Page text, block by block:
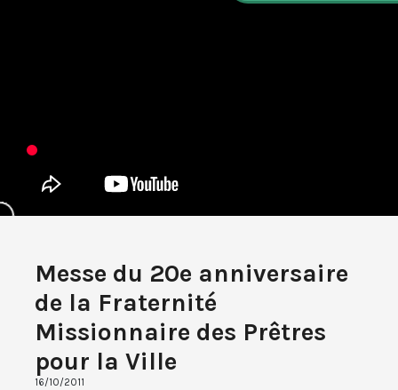
Messe du 20e anniversaire
de la Fraternité
Missionnaire des Prêtres
pour la Ville
16/10/2011